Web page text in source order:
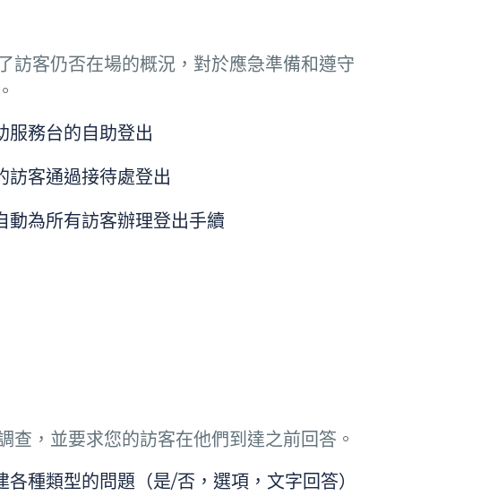
訪客仍否在場的概況，對於應急準備和遵守
服務台的自助登出
訪客通過接待處登出
動為所有訪客辦理登出手續
查，並要求您的訪客在他們到達之前回答。
各種類型的問題（是/否，選項，文字回答）